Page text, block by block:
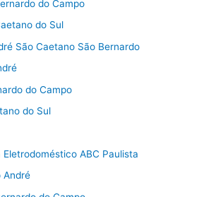
do Campo
do Sul
São Caetano São Bernardo
do Campo
do Sul
ABC Paulista
André